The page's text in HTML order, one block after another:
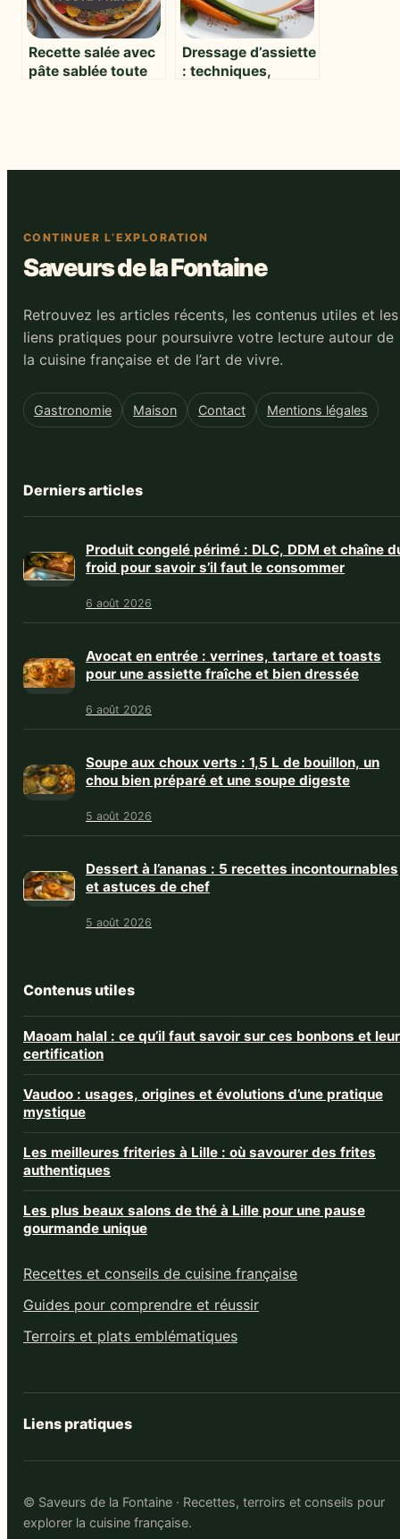
Recette salée avec
pâte sablée toute
Dressage d’assiette
: techniques,
CONTINUER L’EXPLORATION
Saveurs de la Fontaine
Retrouvez les articles récents, les contenus utiles et les
liens pratiques pour poursuivre votre lecture autour de
la cuisine française et de l’art de vivre.
Gastronomie Maison Contact Mentions légales
Derniers articles
Produit congelé périmé : DLC, DDM et chaîne
froid pour savoir s’il faut le consommer
6 août 2026
Avocat en entrée : verrines, tartare et toasts
pour une assiette fraîche et bien dressée
6 août 2026
Soupe aux choux verts : 1,5 L de bouillon, un
chou bien préparé et une soupe digeste
5 août 2026
Dessert à l’ananas : 5 recettes incontournables
et astuces de chef
5 août 2026
Contenus utiles
Maoam halal : ce qu’il faut savoir sur ces bonbons et leur
certification
Vaudoo : usages, origines et évolutions d’une pratique
mystique
Les meilleures friteries à Lille : où savourer des frites
authentiques
Les plus beaux salons de thé à Lille pour une pause
gourmande unique
Recettes et conseils de cuisine française
Guides pour comprendre et réussir
Terroirs et plats emblématiques
Liens pratiques
© Saveurs de la Fontaine · Recettes, terroirs et conseils pour
explorer la cuisine française.